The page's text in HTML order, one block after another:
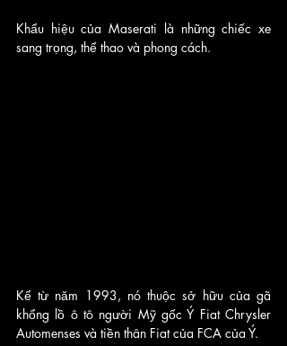
Khẩu hiệu của Maserati là những chiếc xe
sang trọng, thể thao và phong cách.
Kể từ năm 1993, nó thuộc sở hữu của gã
khổng lồ ô tô người Mỹ gốc Ý Fiat Chrysler
Automenses và tiền thân Fiat của FCA của Ý.